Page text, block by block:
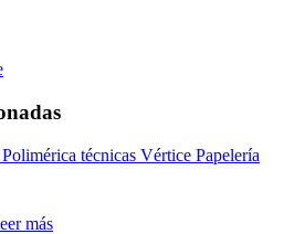
más